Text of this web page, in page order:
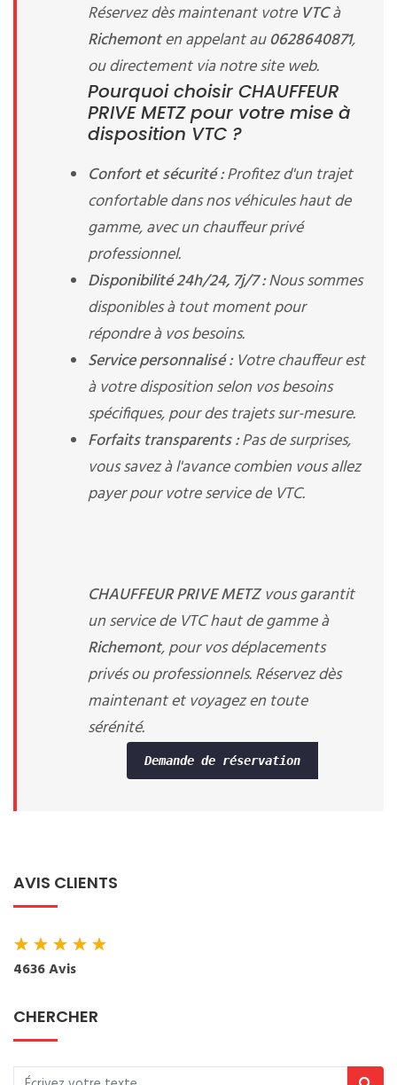
Réservez dès maintenant votre VTCà
Richemonten appelant au0628640871,
ou directement via notre site web.
Pourquoi choisir CHAUFFEUR
PRIVE METZ pour votre mise à
disposition VTC ?
Confort et sécurité :Profitez d'un trajet
confortable dans nos véhicules haut de
gamme, avec un chauffeur privé
professionnel.
Disponibilité 24h/24, 7j/7 :Nous sommes
disponibles à tout moment pour
répondre à vos besoins.
Service personnalisé :Votre chauffeur est
à votre disposition selon vos besoins
spécifiques, pour des trajets sur-mesure.
Forfaits transparents :Pas de surprises,
vous savez à l'avance combien vous allez
payer pour votre service de VTC.
CHAUFFEUR PRIVE METZvous garantit
un service de VTC haut de gamme à
Richemont, pour vos déplacements
privés ou professionnels. Réservez dès
maintenant et voyagez en toute
sérénité.
Demande de réservation
AVIS CLIENTS
★★★★★
4636 Avis
CHERCHER